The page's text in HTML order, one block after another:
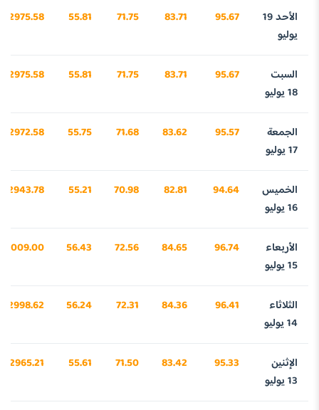
الأحد 19
يوليو
95.67
83.71
71.75
55.81
2975.58
السبت
18 يوليو
95.67
83.71
71.75
55.81
2975.58
الجمعة
17 يوليو
95.57
83.62
71.68
55.75
2972.58
الخميس
16 يوليو
94.64
82.81
70.98
55.21
2943.78
الأربعاء
15 يوليو
96.74
84.65
72.56
56.43
3009.00
الثلاثاء
14 يوليو
96.41
84.36
72.31
56.24
2998.62
الإثنين
13 يوليو
95.33
83.42
71.50
55.61
2965.21